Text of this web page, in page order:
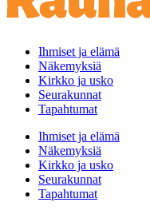
Ihmiset ja elämä
Näkemyksiä
Kirkko ja usko
Seurakunnat
Tapahtumat
Ihmiset ja elämä
Näkemyksiä
Kirkko ja usko
Seurakunnat
Tapahtumat